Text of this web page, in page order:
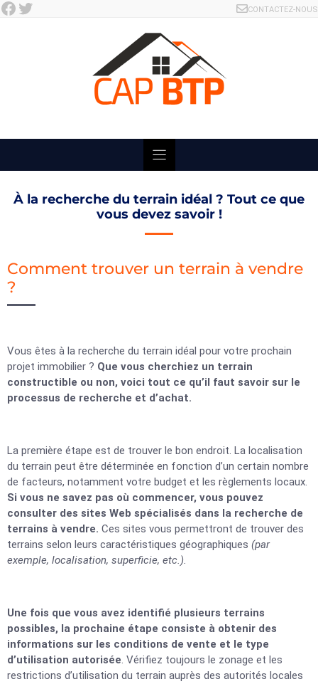
Skip
Facebook Twitter CONTACTEZ-NOUS
À la recherche du terrain idéal ? Tout ce que
vous devez savoir !
Comment trouver un terrain à vendre
?
Vous êtes à la recherche du terrain idéal pour votre prochain
projet immobilier ? Que vous cherchiez un terrain
constructible ou non, voici tout ce qu’il faut savoir sur le
processus de recherche et d’achat.
La première étape est de trouver le bon endroit. La localisation
du terrain peut être déterminée en fonction d’un certain nombre
de facteurs, notamment votre budget et les règlements locaux.
Si vous ne savez pas où commencer, vous pouvez
consulter des sites Web spécialisés dans la recherche de
terrains à vendre. Ces sites vous permettront de trouver des
terrains selon leurs caractéristiques géographiques (par
exemple, localisation, superficie, etc.).
Une fois que vous avez identifié plusieurs terrains
possibles, la prochaine étape consiste à obtenir des
informations sur les conditions de vente et le type
d’utilisation autorisée. Vérifiez toujours le zonage et les
restrictions d’utilisation du terrain auprès des autorités locales